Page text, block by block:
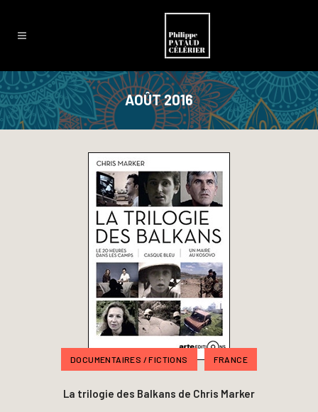
AOÛT 2016
DOCUMENTAIRES / FICTIONS FRANCE
La trilogie des Balkans de Chris Marker